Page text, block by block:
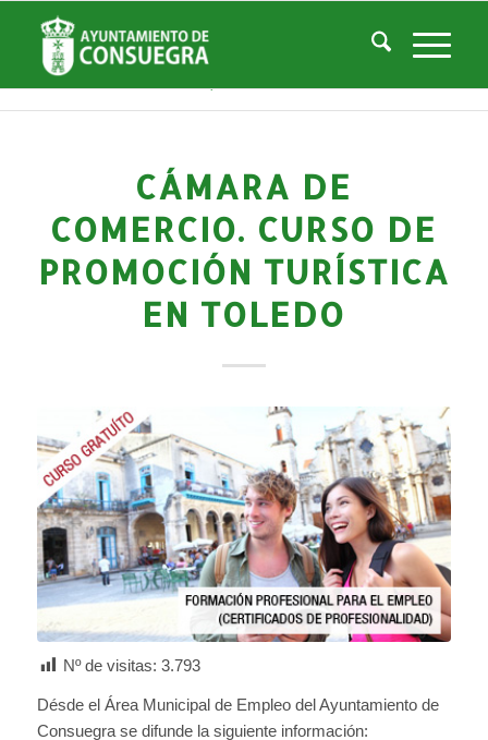
Noticias
Usted está aquí: Inicio / Noticias
Empleo y Desarrollo
/ Empleo Público
CÁMARA DE
COMERCIO. CURSO DE
PROMOCIÓN TURÍSTICA
EN TOLEDO
Nº de visitas: 3.793
Désde el Área Municipal de Empleo del Ayuntamiento de
Consuegra se difunde la siguiente información: